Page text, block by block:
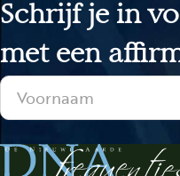
Schrijf je in
met een
Sectie